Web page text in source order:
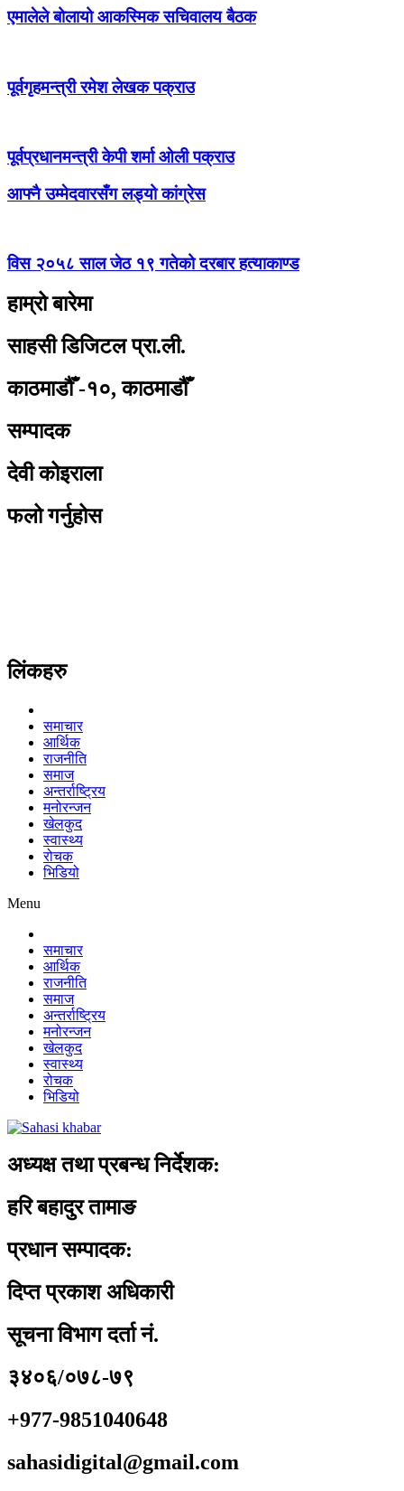
एमालेले बोलायो आकस्मिक सचिवालय बैठक
पूर्वगृहमन्त्री रमेश लेखक पक्राउ
पूर्वप्रधानमन्त्री केपी शर्मा ओली पक्राउ
आफ्नै उम्मेदवारसँग लड्यो कांग्रेस
विस २०५८ साल जेठ १९ गतेको दरबार हत्याकाण्ड
हाम्रो बारेमा
साहसी डिजिटल प्रा.ली.
काठमाडौँ -१०, काठमाडौँ
सम्पादक
देवी कोइराला
फलो गर्नुहोस
लिंकहरु
समाचार
आर्थिक
राजनीति
समाज
अन्तर्राष्ट्रिय
मनोरन्जन
खेलकुद
स्वास्थ्य
रोचक
भिडियो
Menu
समाचार
आर्थिक
राजनीति
समाज
अन्तर्राष्ट्रिय
मनोरन्जन
खेलकुद
स्वास्थ्य
रोचक
भिडियो
अध्यक्ष तथा प्रबन्ध निर्देशक:
हरि बहादुर तामाङ
प्रधान सम्पादक:
दिप्त प्रकाश अधिकारी
सूचना विभाग दर्ता नं.
३४०६/०७८-७९
+977-9851040648
sahasidigital@gmail.com